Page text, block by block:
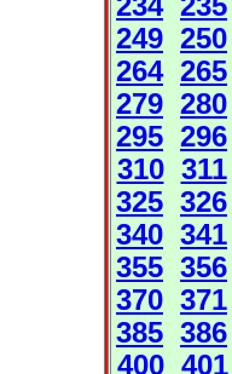
234 235
249 250
264 265
279 280
295 296
310 311
325 326
340 341
355 356
370 371
385 386
400 401